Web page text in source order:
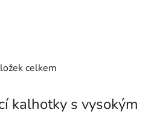
O
l
á
celkem
kalhotky s vysokým